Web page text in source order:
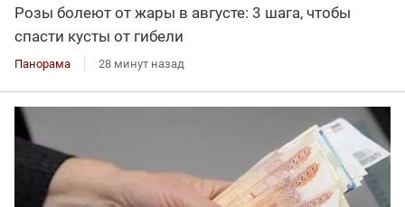
Розы болеют от жары в августе: 3 шага, чтобы
спасти кусты от гибели
Панорама 28 минут назад